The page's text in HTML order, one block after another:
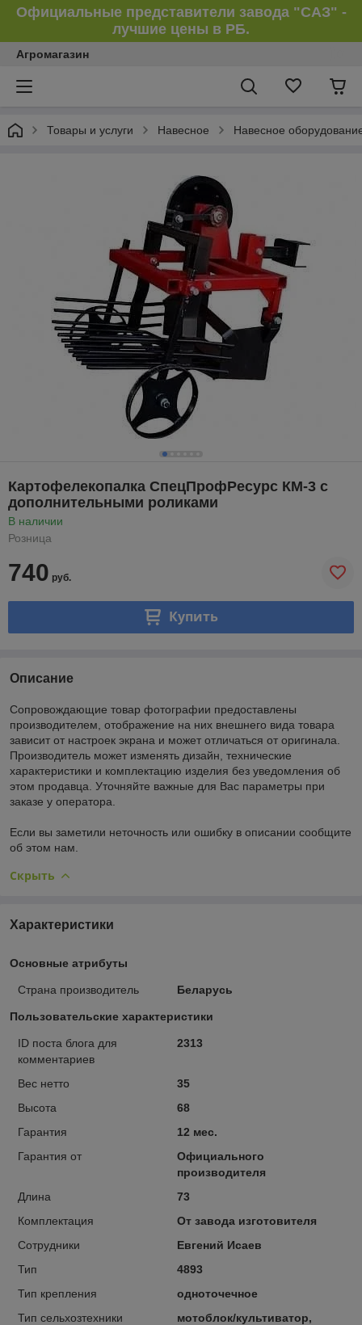
Официальные представители завода "САЗ" -
лучшие цены в РБ.
Агромагазин
Товары и услуги Навесное Навесное
Картофелекопалка СпецПрофРесурс КМ-3 с
дополнительными роликами
В наличии
Розница
740 руб.
Купить
Описание
Сопровождающие товар фотографии предоставлены
производителем, отображение на них внешнего вида товара
зависит от настроек экрана и может отличаться от оригинала.
Производитель может изменять дизайн, технические
характеристики и комплектацию изделия без уведомления об
этом продавца. Уточняйте важные для Вас параметры при
заказе у оператора.
Если вы заметили неточность или ошибку в описании сообщите
об этом нам.
Скрыть
Характеристики
Основные атрибуты
Страна производитель Беларусь
Пользовательские характеристики
ID поста блога для
комментариев
2313
Вес нетто
35
Высота
68
Гарантия
12 мес.
Гарантия от
Официального
производителя
Длина
73
Комплектация
От завода изготовителя
Сотрудники
Евгений Исаев
Тип
4893
Тип крепления
одноточечное
Тип сельхозтехники
мотоблок/культиватор,